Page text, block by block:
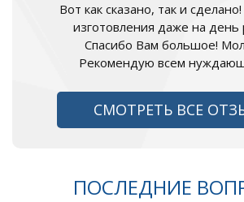
Вот как сказано, так и
изготовления даже на
Спасибо Вам большое!
Рекомендую всем
СМОТРЕТЬ ВСЕ
ПОСЛЕДНИЕ